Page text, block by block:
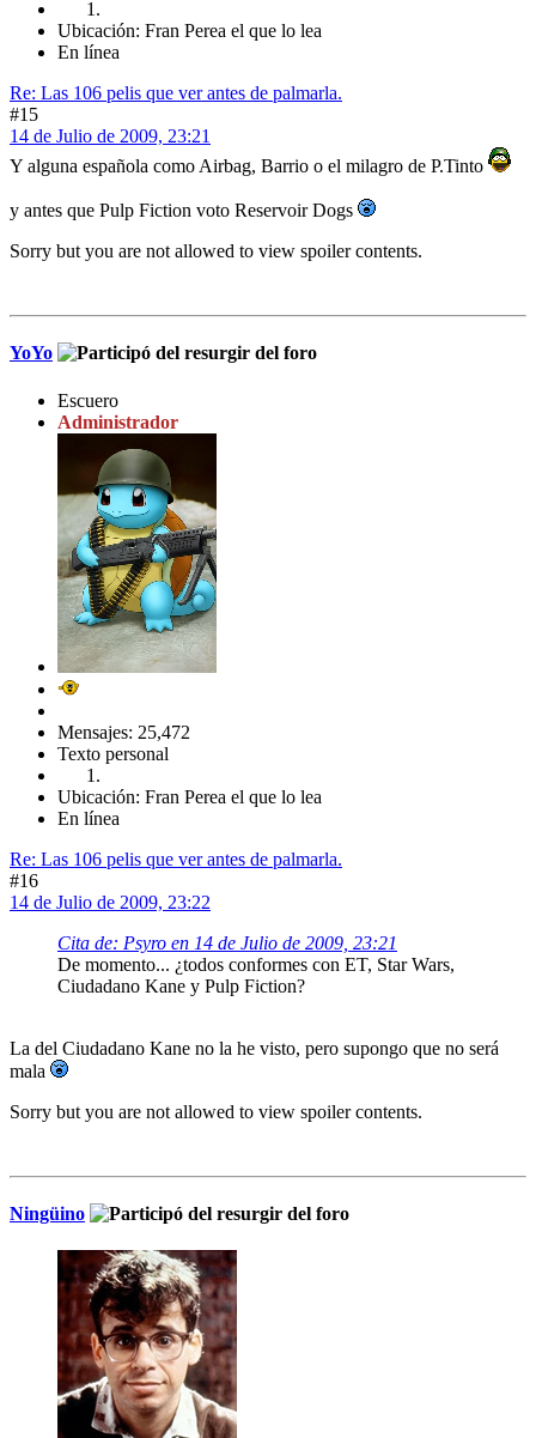
Ubicación: Fran Perea el que lo lea
En línea
Re: Las 106 pelis que ver antes de palmarla.
#15
14 de Julio de 2009, 23:21
Y alguna española como Airbag, Barrio o el milagro de P.Tinto
y antes que Pulp Fiction voto Reservoir Dogs
Sorry but you are not allowed to view spoiler contents.
YoYo
Escuero
Administrador
Mensajes: 25,472
Texto personal
Ubicación: Fran Perea el que lo lea
En línea
Re: Las 106 pelis que ver antes de palmarla.
#16
14 de Julio de 2009, 23:22
Cita de: Psyro en 14 de Julio de 2009, 23:21
De momento... ¿todos conformes con ET, Star Wars,
Ciudadano Kane y Pulp Fiction?
La del Ciudadano Kane no la he visto, pero supongo que no será
mala
Sorry but you are not allowed to view spoiler contents.
Ningüino